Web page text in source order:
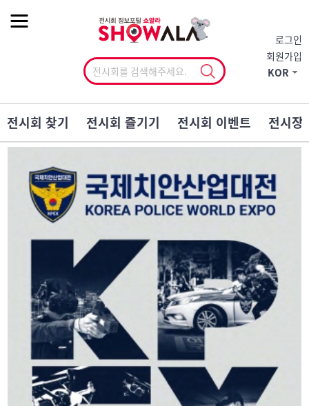
로그인
회원가입
KOR
전시회 찾기 전시회 즐기기 전시회 이벤트 전시장